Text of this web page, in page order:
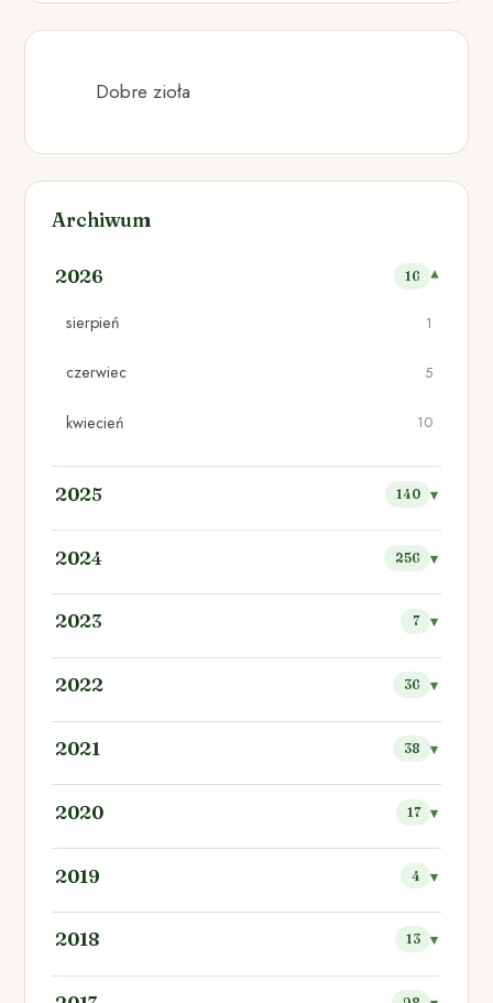
Dobre zioła
Archiwum
2026 16
sierpień 1
czerwiec 5
kwiecień 10
2025 140
2024 256
2023 7
2022 36
2021 38
2020 17
2019 4
2018 13